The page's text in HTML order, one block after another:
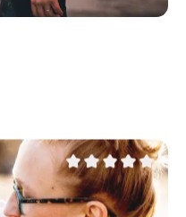
Durchschnittliche